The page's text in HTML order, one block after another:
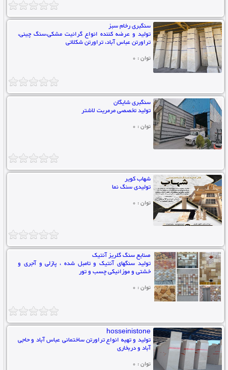
سنگبری رخام سبز
تولید و عرضه کننده انواع گرانیت مشکی،سنگ چینی،
تراورتن عباس آباد، تراورتن شکلاتی
توان : 0
سنگبری شایگان
تولید تخصصی مرمریت لاشتر
توان : 0
شهاب کویر
تولیدی سنگ نما
توان : 0
صنایع سنگ گلریز آنتیک
تولید سنگهای آنتیک و تامبل شده ، پازلی و آجری و
خشتی و موزائیکی چسب و تور
توان : 0
hosseinistone
تولید و تهیه انواع تراورتن ساختمانی عباس آباد و حاجی
آباد و دربخاری
توان : 0